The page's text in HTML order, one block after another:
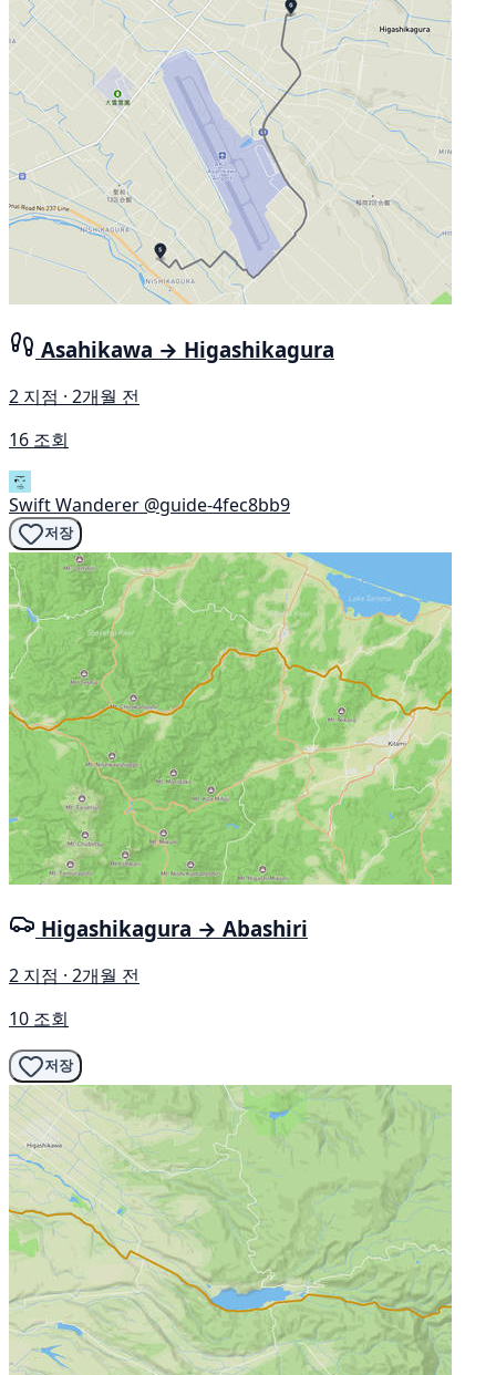
Asahikawa → Higashikagura
2 지점 · 2개월 전
16 조회
Swift Wanderer @guide-4fec8bb9
저장
Higashikagura → Abashiri
2 지점 · 2개월 전
10 조회
저장